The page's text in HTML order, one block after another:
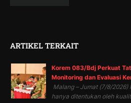
ARTIKEL TERKAIT
Korem 083/Bdj Perkuat
Monitoring dan Evaluasi
Malang – Jumat (7/8/2026)
hanya ditentukan oleh